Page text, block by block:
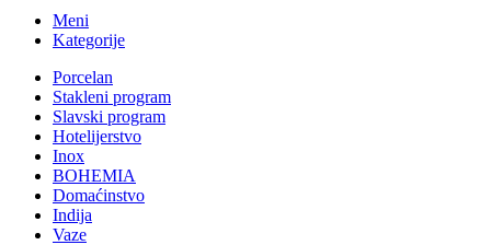
Meni
Kategorije
Porcelan
Stakleni program
Slavski program
Hotelijerstvo
Inox
BOHEMIA
Domaćinstvo
Indija
Vaze